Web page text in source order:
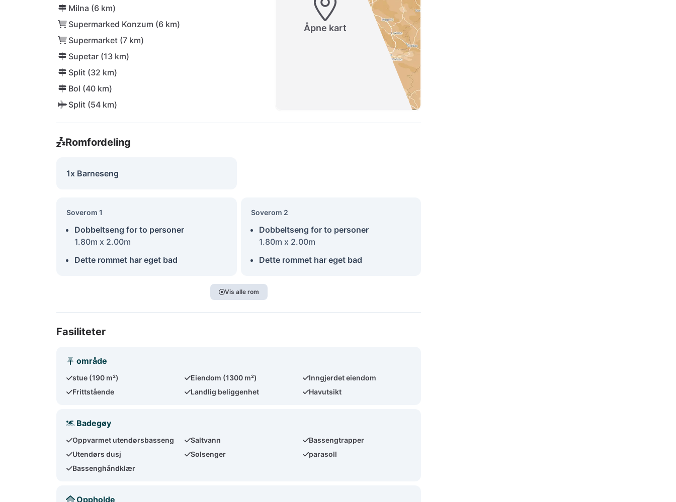
Milna (6 km)
Supermarked Konzum (6 km)
Supermarket (7 km)
Supetar (13 km)
Split (32 km)
Bol (40 km)
Split (54 km)
Åpne kart
Romfordeling
1x Barneseng
Soverom 1
Dobbeltseng for to personer
1.80m x 2.00m
Dette rommet har eget bad
Soverom 2
Dobbeltseng for to personer
1.80m x 2.00m
Dette rommet har eget bad
Vis alle rom
Fasiliteter
område
stue (190 m²) Eiendom (1300 m²)
Inngjerdet eiendom
Frittstående
Landlig beliggenhet Havutsikt
Badegøy
Oppvarmet utendørsbasseng Saltvann
Bassengtrapper
Utendørs dusj
Solsenger
parasoll
Bassenghåndklær
Oppholde